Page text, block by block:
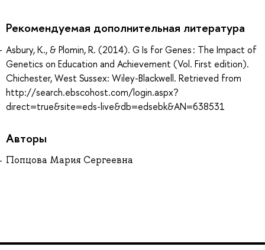
Рекомендуемая дополнительная литература
Asbury, K., & Plomin, R. (2014). G Is for Genes : The Impact of
Genetics on Education and Achievement (Vol. First edition).
Chichester, West Sussex: Wiley-Blackwell. Retrieved from
http://search.ebscohost.com/login.aspx?
direct=true&site=eds-live&db=edsebk&AN=638531
Авторы
Попцова Мария Сергеевна